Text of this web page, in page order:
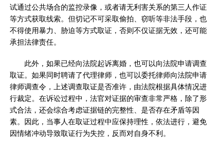
试通过公共场合的监控录像，或者请无利害关系的第三人作证
等方式获取线索。但切记不可采取偷拍、窃听等非法手段，也
不得使用暴力、胁迫等方式取证，否则不仅证据无效，还可能
承担法律责任。
此外，如果已经向法院起诉离婚，也可以向法院申请调查
取证。如果同时聘请了代理律师，也可以委托律师向法院申请
律师调查令，上述调查取证是否准许，由法院根据具体情况进
行裁定。在诉讼过程中，法官对证据的审查非常严格，除了形
式合法，还会综合考虑证据链的完整性、是否存在矛盾等因
素。因此，当事人在取证过程中应保持理性，依法进行，避免
因情绪冲动导致取证行为失控，反而对自身不利。